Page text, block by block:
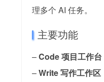
理多个 AI 任务。
主要功能
–Code 项目工作台
–Write 写作工作区